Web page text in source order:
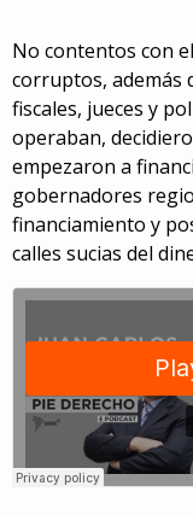
No contentos con
corruptos, además
fiscales, jueces y
operaban,
empezaron a
gobernadores
financiamiento y
calles sucias del